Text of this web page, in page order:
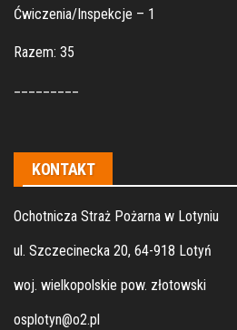
Ćwiczenia/Inspekcje – 1
Razem: 35
KONTAKT
Ochotnicza Straż Pożarna w Lotyniu
ul. Szczecinecka 20, 64-918 Lotyń
woj. wielkopolskie pow. złotowski
osplotyn@o2.pl